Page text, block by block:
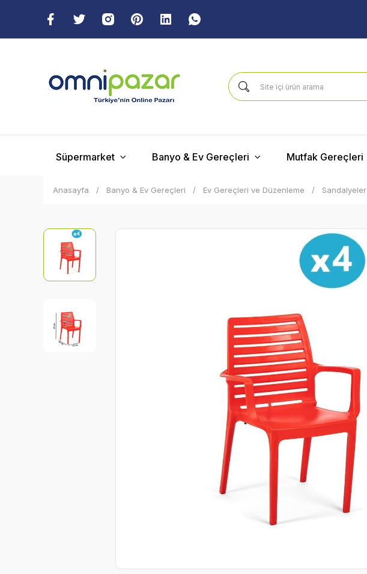
Süpermarket Banyo & Ev Gereçleri Mutfak Gereçleri
Anasayfa Banyo & Ev Gereçleri Ev Gereçleri ve Düzenleme Sandalyeler